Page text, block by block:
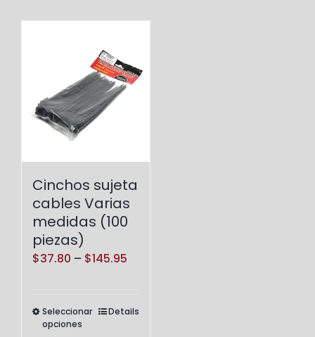
Cinchos sujeta
cables Varias
medidas (100
piezas)
$37.80 – $145.95
through
Seleccionar
opciones
EsteDetails